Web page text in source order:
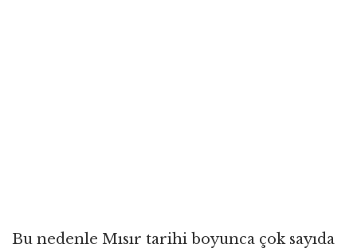
Bu nedenle Mısır tarihi boyunca çok sayıda